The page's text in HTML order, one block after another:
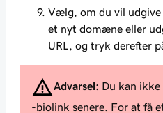
Vælg, om du vil
et nyt domæne eller
URL, og tryk derefter
Advarsel: Du kan
-biolink senere. For at få